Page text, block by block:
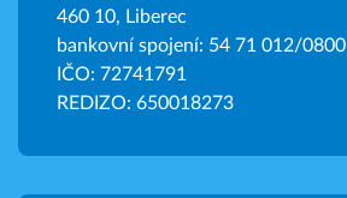
460 10, Liberec
bankovní spojení: 54 71 012/0800
IČO: 72741791
REDIZO: 650018273